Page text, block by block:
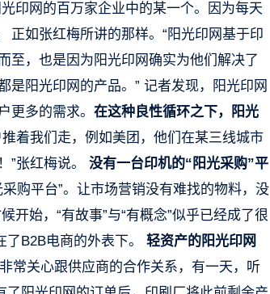
印网的百万家企业中的某一个。因为每天
正如张红梅所讲的那样。“阳光印网基于印
至，也是因为阳光印网确实为他们解决了
阳光印网的产品。” 记者发现，阳光印网
更多的需求。 在这种良性循环之下，阳光
着我们走，例如美团，他们在某三线城市
”张红梅说。 没有一台印机的“阳光采购”平
购平台”。让市场营销没有难找的物料，没
始，“有故事”与“有概念”似乎已经成了很
B2B电商的外表下。 轻资产的阳光印网
常关心跟供应商的合作关系，有一天，听